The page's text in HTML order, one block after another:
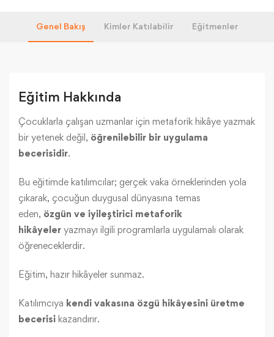
Genel Bakış Kimler Katılabilir Eğitmenler
Eğitim Hakkında
Çocuklarla çalışan uzmanlar için metaforik hikâye yazmak
bir yetenek değil, öğrenilebilir bir uygulama
becerisidir.
Bu eğitimde katılımcılar; gerçek vaka örneklerinden yola
çıkarak, çocuğun duygusal dünyasına temas
eden, özgün ve iyileştirici metaforik
hikâyeler yazmayı ilgili programlarla uygulamalı olarak
öğreneceklerdir.
Eğitim, hazır hikâyeler sunmaz.
Katılımcıya kendi vakasına özgü hikâyesini üretme
becerisi kazandırır.